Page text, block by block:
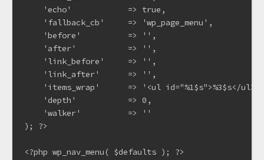
    'echo'            => true,
    'fallback_cb'     => 'wp_page_menu',
    'before'          => '',
    'after'           => '',
    'link_before'     => '',
    'link_after'      => '',
    'items_wrap'      => '<ul id="%1$s">%3$s</ul>',
    'depth'           => 0,
    'walker'          => ''
); ?>
<?php wp_nav_menu( $defaults ); ?>